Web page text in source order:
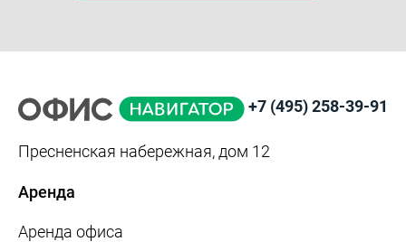
+7 (495) 258-39-91
Пресненская набережная, дом 12
Аренда
Аренда офиса